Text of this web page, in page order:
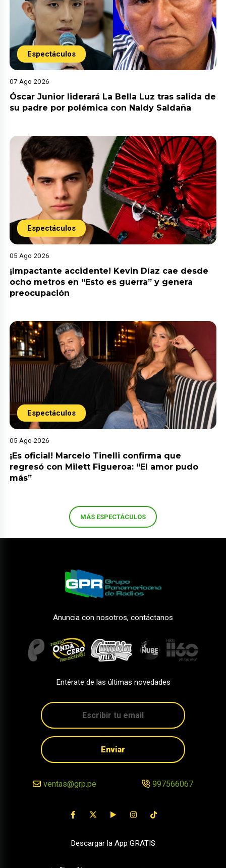
Espectáculos
07 Ago 2026
Óscar Junior liderará La Bella Luz tras salida de
su padre por polémica con Naldy Saldaña
Espectáculos
05 Ago 2026
¡Impactante accidente! Kevin Díaz cae desde
ocho metros en “Esto es guerra” y genera
preocupación
Espectáculos
05 Ago 2026
¡Es oficial! Marcelo Tinelli confirma que
regresó con Milett Figueroa: “El amor pudo
más”
MÁS ESPECTÁCULOS
Anuncia con nosotros, contáctanos
Entérate de las últimas novedades
Enviar
ventas@grp.pe 997566067
Descargar la App GRATIS